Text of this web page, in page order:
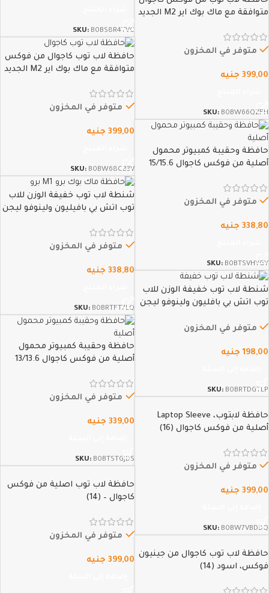
SKU: B0BS8R4TVC
متوافقة مع ماك بوك اير M2 الجديد
بوك اير 13-13.6…
متوفر في المخزون
399,00 جنيه
SKU: B0BW66QZFH
حافظة لاب توب كاجوال من فوكس
متوافقة مع ماك بوك اير M2 الجديد
13.6 بوصة بشريحة M1…متوفر في المخزون
399,00 جنيه
SKU: B0BW68CB3V
حافظة وحقيبة كمبيوتر محمول
أصلية من فوكس كاجوال 15/15.6
قماش شتوي فاخر جداً لأصحاب
الطلة الملكية، لجهاز MacBook Proمتوفر في المخزون
338,80 جنيه
SKU: B0BTSVHYGY
شنطة لاب توب خفيفة الوزن للاب
توب اتش بي بافيليون ولينوفو ليجن
الى 16.2 بوصة من فوكس…متوفر في المخزون
338,80 جنيه
SKU: B0BRTFT7LQ
شنطة لاب توب خفيفة الوزن للاب
توب اتش بي بافليون ولينوفو ليجن
متوفر في المخزون
198,00 جنيه
SKU: B0BRTDGTLP
حافظة وحقيبة كمبيوتر محمول
أصلية من فوكس كاجوال 13/13.6
قماش شتوي فاخر جداً لأصحاب
الطلة الملكية، لجهاز MacBook Proمتوفر في المخزون
339,00 جنيه
SKU: B0BTSTGJDS
حافظة لابتوب، Laptop Sleeve
أصلية من فوكس كاجوال (16)
متوفر في المخزون
399,00 جنيه
SKU: B0BW7VBDDQ
حافظة لاب توب اصلية من فوكس
كاجوال – (14)
متوفر في المخزون
399,00 جنيه
حافظة لاب توب كاجوال من جينيون
فوكس، اسود (14)